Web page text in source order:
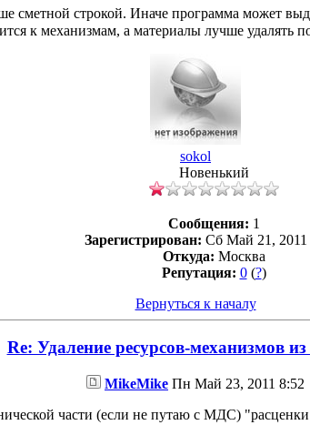
сметной строкой. Иначе программа может
к механизмам, а материалы лучше удалять
sokol
Новенький
Сообщения: 1
Зарегистрирован: Сб Май 21, 2011
Откуда: Москва
Репутация: 0(?)
Вернуться к началу
Re: Удаление ресурсов-механизмов
MikeMike Пн Май 23, 2011 8:52
части (если не путаю с МДС)